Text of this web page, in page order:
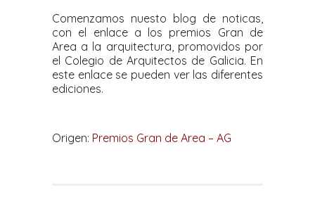
Comenzamos nuesto blog de noticas,
con el enlace a los premios Gran de
Area a la arquitectura, promovidos por
el Colegio de Arquitectos de Galicia. En
este enlace se pueden ver las diferentes
ediciones.
Origen: Premios Gran de Area – AG